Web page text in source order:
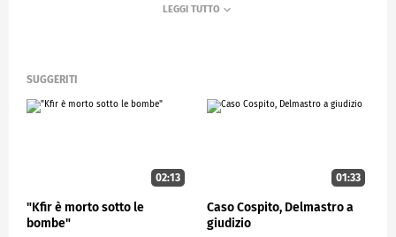
SUGGERITI
02:13
"Kfir è morto sotto le
bombe"
01:33
Caso Cospito, Delmastro a
giudizio